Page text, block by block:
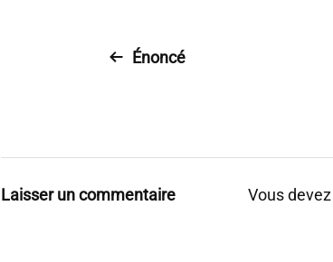
Énoncé
Laisser un commentaire Vous devez